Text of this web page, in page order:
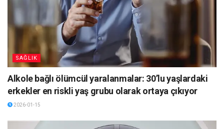
SAĞLIK
Alkole bağlı ölümcül yaralanmalar: 30’lu yaşlardaki
erkekler en riskli yaş grubu olarak ortaya çıkıyor
2026-01-15